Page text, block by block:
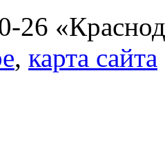
26
, карта сайта